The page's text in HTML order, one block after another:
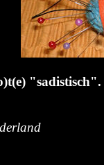
"sadistisch".